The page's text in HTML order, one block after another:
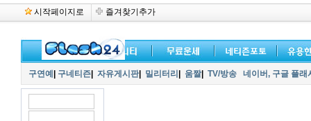
시작페이지로 즐겨찾기추가
구연예 구네티즌 자유게시판| 밀리터리 움짤| TV/방송 네이버, 구글 플